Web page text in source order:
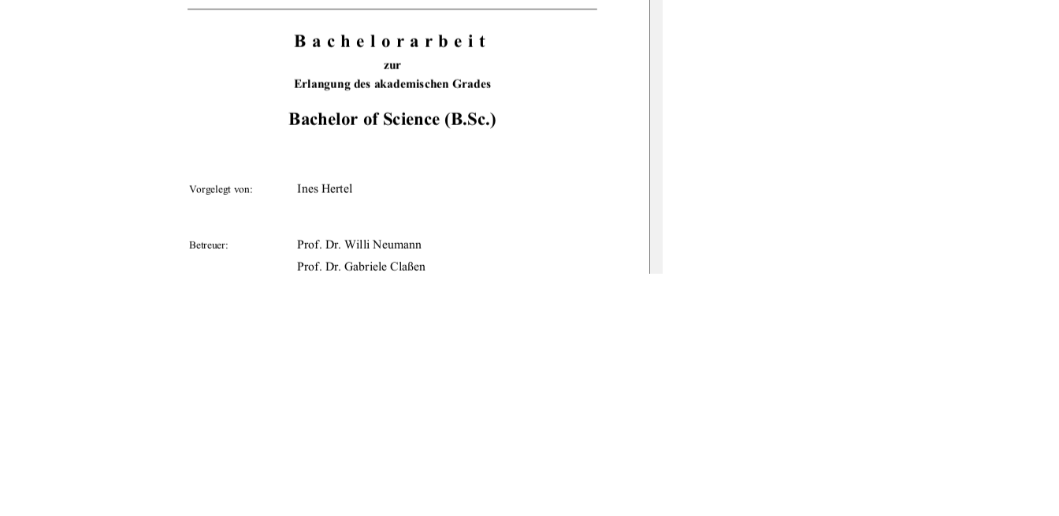
Bachelorarbeit
zur
Erlangung des akademischen Grades
Bachelor of Science (B.Sc.)
Vorgelegt von: Ines Hertel
Betreuer: Prof. Dr. Willi Neumann
Prof. Dr. Gabriele Claßen